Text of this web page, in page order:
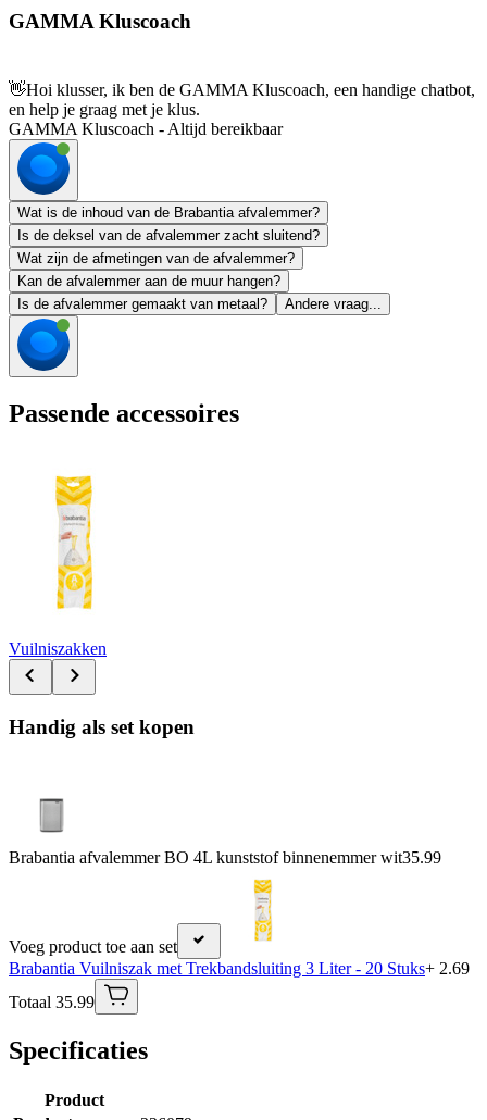
GAMMA Kluscoach
👋Hoi klusser, ik ben de GAMMA Kluscoach, een handige chatbot,
en help je graag met je klus.
GAMMA Kluscoach - Altijd bereikbaar
Wat is de inhoud van de Brabantia afvalemmer?
Is de deksel van de afvalemmer zacht sluitend?
Wat zijn de afmetingen van de afvalemmer?
Kan de afvalemmer aan de muur hangen?
Is de afvalemmer gemaakt van metaal?
Andere vraag...
Passende accessoires
Vuilniszakken
Handig als set kopen
Brabantia afvalemmer BO 4L kunststof binnenemmer wit35.99
Voeg product toe aan set
Brabantia Vuilniszak met Trekbandsluiting 3 Liter - 20 Stuks+ 2.69
Totaal 35.99
Specificaties
Product